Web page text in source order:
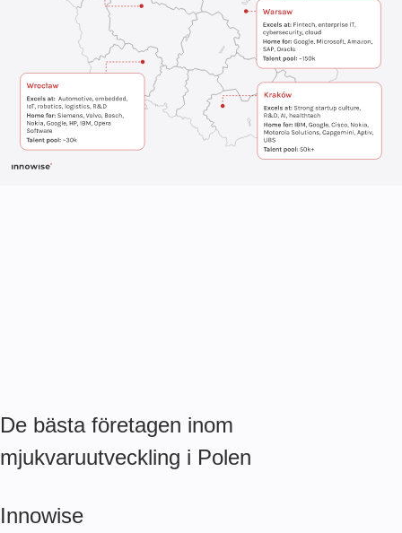
De bästa företagen inom
mjukvaruutveckling i Polen
Innowise